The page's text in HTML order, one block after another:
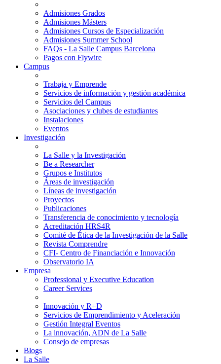
Admisiones Grados
Admisiones Másters
Admisiones Cursos de Especialización
Admisiones Summer School
FAQs - La Salle Campus Barcelona
Pagos con Flywire
Campus
Trabaja y Emprende
Servicios de información y gestión académica
Servicios del Campus
Asociaciones y clubes de estudiantes
Instalaciones
Eventos
Investigación
La Salle y la Investigación
Be a Researcher
Grupos e Institutos
Áreas de investigación
Líneas de investigación
Proyectos
Publicaciones
Transferencia de conocimiento y tecnología
Acreditación HRS4R
Comité de Ética de la Investigación de la Salle
Revista Comprendre
CFI- Centro de Financiación e Innovación
Observatorio IA
Empresa
Professional y Executive Education
Career Services
Innovación y R+D
Servicios de Emprendimiento y Aceleración
Gestión Integral Eventos
La innovación, ADN de La Salle
Consejo de empresas
Blogs
La Salle